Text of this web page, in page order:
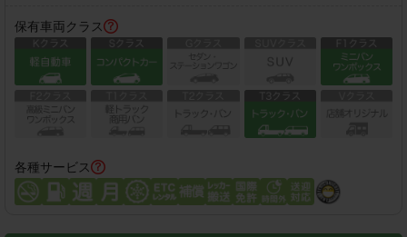
保有車両クラス
各種サービス